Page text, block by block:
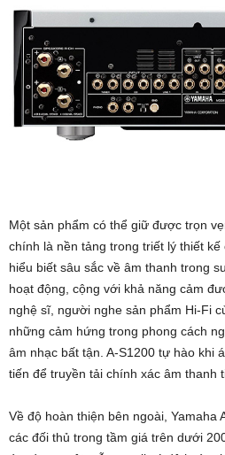
Một sản phẩm có thể giữ được trọn
chính là nền tảng trong triết lý thiết
hiểu biết sâu sắc về âm thanh trong
hoạt động, cộng với khả năng cảm
nghệ sĩ, người nghe sản phẩm Hi-Fi
những cảm hứng trong phong cách
âm nhạc bất tận. A-S1200 tự hào khi
tiến để truyền tải chính xác âm thanh
Về độ hoàn thiện bên ngoài, Yamaha
các đối thủ trong tầm giá trên dưới